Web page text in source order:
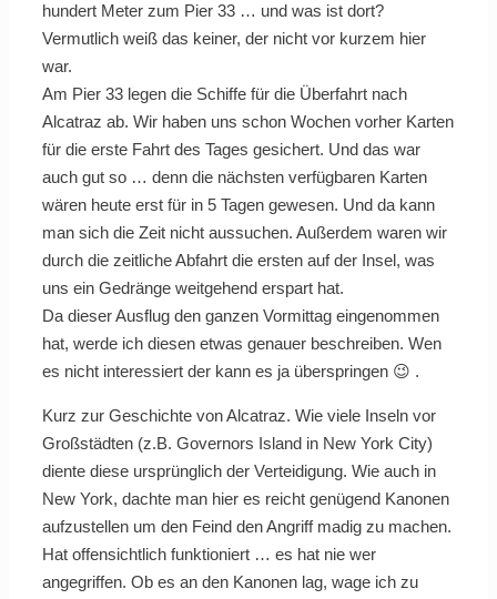
hundert Meter zum Pier 33 … und was ist dort?
Vermutlich weiß das keiner, der nicht vor kurzem hier
war.
Am Pier 33 legen die Schiffe für die Überfahrt nach
Alcatraz ab. Wir haben uns schon Wochen vorher Karten
für die erste Fahrt des Tages gesichert. Und das war
auch gut so … denn die nächsten verfügbaren Karten
wären heute erst für in 5 Tagen gewesen. Und da kann
man sich die Zeit nicht aussuchen. Außerdem waren wir
durch die zeitliche Abfahrt die ersten auf der Insel, was
uns ein Gedränge weitgehend erspart hat.
Da dieser Ausflug den ganzen Vormittag eingenommen
hat, werde ich diesen etwas genauer beschreiben. Wen
es nicht interessiert der kann es ja überspringen 😉 .
Kurz zur Geschichte von Alcatraz. Wie viele Inseln vor
Großstädten (z.B. Governors Island in New York City)
diente diese ursprünglich der Verteidigung. Wie auch in
New York, dachte man hier es reicht genügend Kanonen
aufzustellen um den Feind den Angriff madig zu machen.
Hat offensichtlich funktioniert … es hat nie wer
angegriffen. Ob es an den Kanonen lag, wage ich zu